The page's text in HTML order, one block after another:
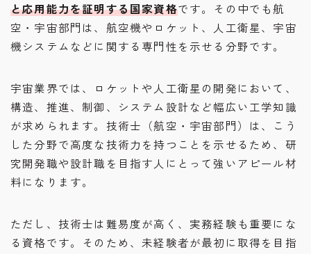
と応用能力を証明する国家資格です。その中でも航
空・宇宙部門は、航空機やロケット、人工衛星、宇宙
機システムなどに関する専門性を示せる分野です。
宇宙業界では、ロケットや人工衛星の開発において、
構造、推進、制御、システム設計など幅広い工学知識
が求められます。技術士（航空・宇宙部門）は、こう
した分野で高度な技術力を持つことを示せるため、研
究開発職や設計職を目指す人にとって強いアピール材
料になります。
ただし、技術士は難易度が高く、実務経験も重要にな
る資格です。そのため、未経験者が最初に取得を目指